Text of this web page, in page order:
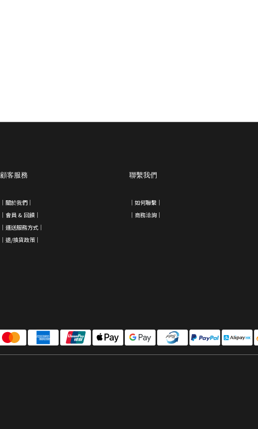
顧客服務
｜ 關於我們 ｜
｜會員 & 回饋 ｜
｜運送服務方式｜
｜退/換貨政策｜
聯繫我們
｜如何聯繫｜
｜ 商務洽詢 ｜